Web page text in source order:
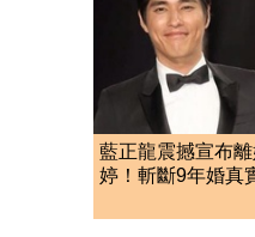
藍正龍震撼宣布
婷！斬斷9年婚真